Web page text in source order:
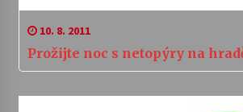
10. 8. 2011
Prožijte noc s netopýry na